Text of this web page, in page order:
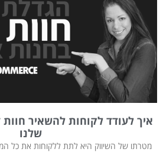
איך לעודד לקוחות להשאיר חוות
שלנו
מטרתו של השיווק היא לתת ללקוחות את כל